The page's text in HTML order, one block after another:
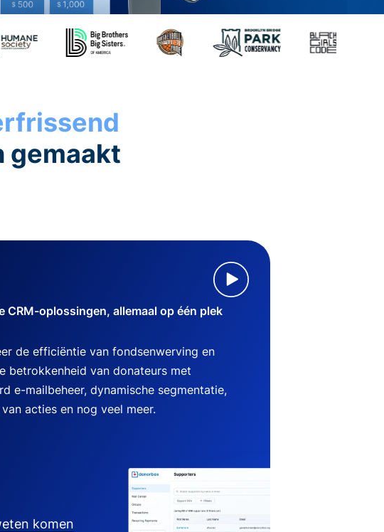
gemaakt
CRM-oplossingen, allemaal op één plek
de efficiëntie van fondsenwerving en
betrokkenheid van donateurs met
e-mailbeheer, dynamische segmentatie,
acties en nog veel meer.
komen